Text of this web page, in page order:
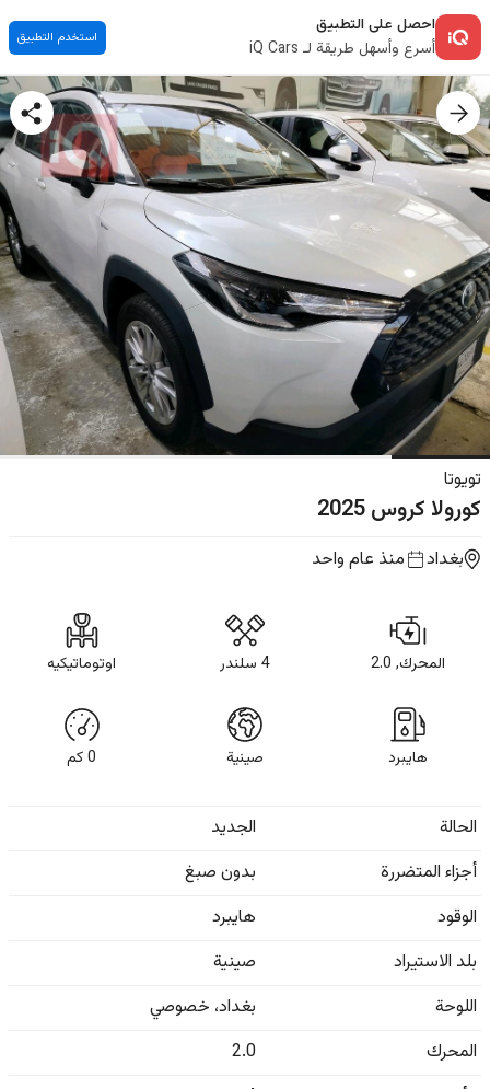
احصل على التطبيق
أسرع وأسهل طريقة لـ iQ Cars
استخدم التطبيق
تويوتا
كورولا كروس2025
بغداد منذ عام واحد
المحرك, 2.0 4 سلندر اوتوماتيكيه
هايبرد صينية 0كم
الحالة
الجديد
أجزاء المتضررة
بدون صبغ
الوقود
هايبرد
بلد الاستيراد
صينية
اللوحة
بغداد، خصوصي
المحرك
2.0